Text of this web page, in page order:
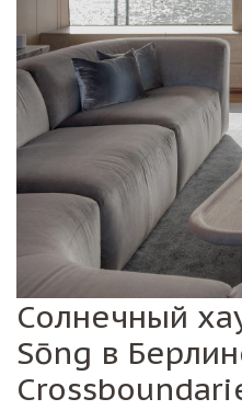
Солнечный
Sōng в